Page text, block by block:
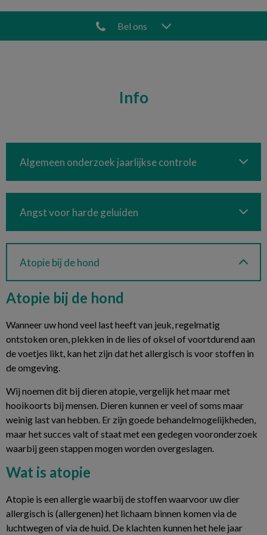
Bel ons
Info
Algemeen onderzoek jaarlijkse controle
Angst voor harde geluiden
Atopie bij de hond
Atopie bij de hond
Wanneer uw hond veel last heeft van jeuk, regelmatig
ontstoken oren, plekken in de lies of oksel of voortdurend aan
de voetjes likt, kan het zijn dat het allergisch is voor stoffen in
de omgeving.
Wij noemen dit bij dieren atopie, vergelijk het maar met
hooikoorts bij mensen. Dieren kunnen er veel of soms maar
weinig last van hebben. Er zijn goede behandelmogelijkheden,
maar het succes valt of staat met een gedegen vooronderzoek
waarbij geen stappen mogen worden overgeslagen.
Wat is atopie
Atopie is een allergie waarbij de stoffen waarvoor uw dier
allergisch is (allergenen) het lichaam binnen komen via de
luchtwegen of via de huid. De klachten kunnen het hele jaar